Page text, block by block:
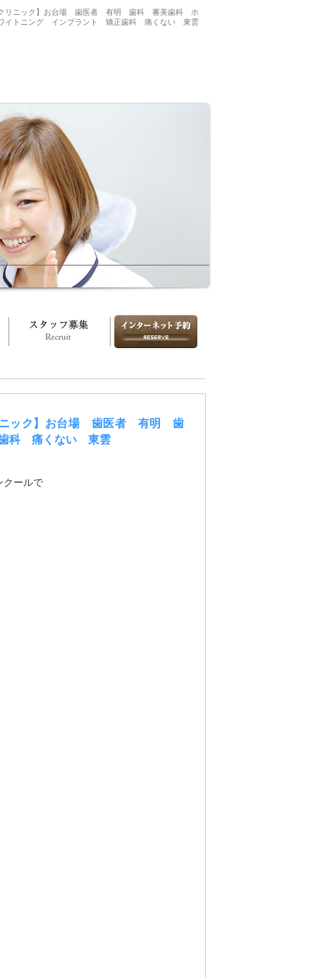
クリニック】お台場 歯医者 有明 歯科 審美歯科 ホ
イトニング インプラント 矯正歯科 痛くない 東雲
地図・診療時間 スタッフ募集
ニック】お台場 歯医者 有明 歯
科 痛くない 東雲
クールで